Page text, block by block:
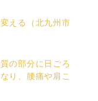
える（北九州市
の部分に日ごろ
り、腰痛や肩こ